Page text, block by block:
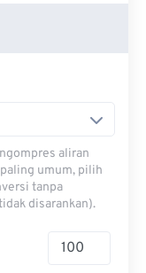
aliran
umum, pilih
tanpa
disarankan).